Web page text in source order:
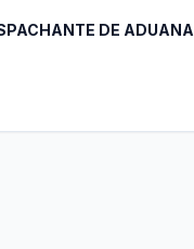
DE ADUANA